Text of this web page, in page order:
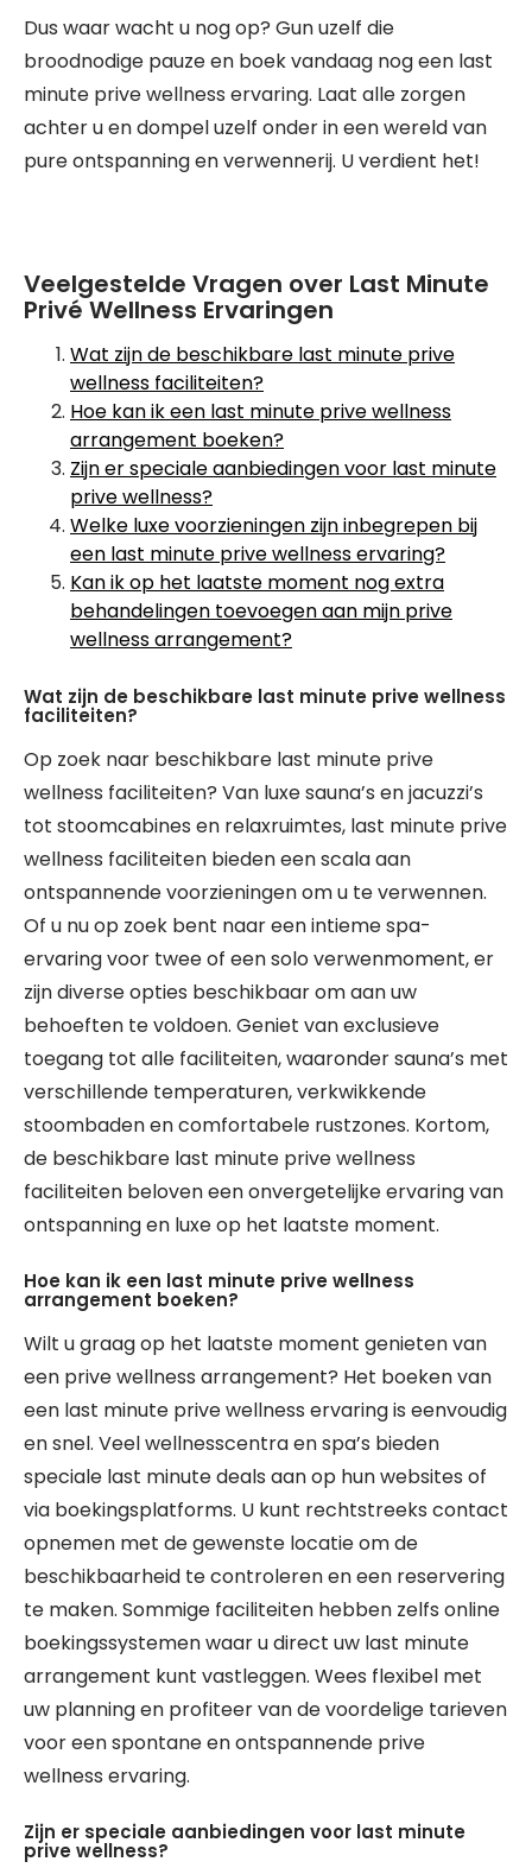
Dus waar wacht u nog op? Gun uzelf die
broodnodige pauze en boek vandaag nog een last
minute prive wellness ervaring. Laat alle zorgen
achter u en dompel uzelf onder in een wereld van
pure ontspanning en verwennerij. U verdient het!
Veelgestelde Vragen over Last Minute
Privé Wellness Ervaringen
Wat zijn de beschikbare last minute prive
wellness faciliteiten?
Hoe kan ik een last minute prive wellness
arrangement boeken?
Zijn er speciale aanbiedingen voor last minute
prive wellness?
Welke luxe voorzieningen zijn inbegrepen bij
een last minute prive wellness ervaring?
Kan ik op het laatste moment nog extra
behandelingen toevoegen aan mijn prive
wellness arrangement?
Wat zijn de beschikbare last minute prive wellness
faciliteiten?
Op zoek naar beschikbare last minute prive
wellness faciliteiten? Van luxe sauna’s en jacuzzi’s
tot stoomcabines en relaxruimtes, last minute prive
wellness faciliteiten bieden een scala aan
ontspannende voorzieningen om u te verwennen.
Of u nu op zoek bent naar een intieme spa-
ervaring voor twee of een solo verwenmoment, er
zijn diverse opties beschikbaar om aan uw
behoeften te voldoen. Geniet van exclusieve
toegang tot alle faciliteiten, waaronder sauna’s met
verschillende temperaturen, verkwikkende
stoombaden en comfortabele rustzones. Kortom,
de beschikbare last minute prive wellness
faciliteiten beloven een onvergetelijke ervaring van
ontspanning en luxe op het laatste moment.
Hoe kan ik een last minute prive wellness
arrangement boeken?
Wilt u graag op het laatste moment genieten van
een prive wellness arrangement? Het boeken van
een last minute prive wellness ervaring is eenvoudig
en snel. Veel wellnesscentra en spa’s bieden
speciale last minute deals aan op hun websites of
via boekingsplatforms. U kunt rechtstreeks contact
opnemen met de gewenste locatie om de
beschikbaarheid te controleren en een reservering
te maken. Sommige faciliteiten hebben zelfs online
boekingssystemen waar u direct uw last minute
arrangement kunt vastleggen. Wees flexibel met
uw planning en profiteer van de voordelige tarieven
voor een spontane en ontspannende prive
wellness ervaring.
Zijn er speciale aanbiedingen voor last minute
prive wellness?